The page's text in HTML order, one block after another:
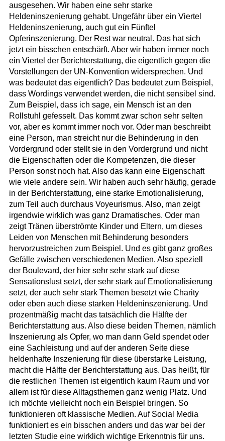
ausgesehen. Wir haben eine sehr starke
Heldeninszenierung gehabt. Ungefähr über ein Viertel
Heldeninszenierung, auch gut ein Fünftel
Opferinszenierung. Der Rest war neutral. Das hat sich
jetzt ein bisschen entschärft. Aber wir haben immer noch
ein Viertel der Berichterstattung, die eigentlich gegen die
Vorstellungen der UN-Konvention widersprechen. Und
was bedeutet das eigentlich? Das bedeutet zum Beispiel,
dass Wordings verwendet werden, die nicht sensibel sind.
Zum Beispiel, dass ich sage, ein Mensch ist an den
Rollstuhl gefesselt. Das kommt zwar schon sehr selten
vor, aber es kommt immer noch vor. Oder man beschreibt
eine Person, man streicht nur die Behinderung in den
Vordergrund oder stellt sie in den Vordergrund und nicht
die Eigenschaften oder die Kompetenzen, die dieser
Person sonst noch hat. Also das kann eine Eigenschaft
wie viele andere sein. Wir haben auch sehr häufig, gerade
in der Berichterstattung, eine starke Emotionalisierung,
zum Teil auch durchaus Voyeurismus. Also, man zeigt
irgendwie wirklich was ganz Dramatisches. Oder man
zeigt Tränen überströmte Kinder und Eltern, um dieses
Leiden von Menschen mit Behinderung besonders
hervorzustreichen zum Beispiel. Und es gibt ganz großes
Gefälle zwischen verschiedenen Medien. Also speziell
der Boulevard, der hier sehr sehr stark auf diese
Sensationslust setzt, der sehr stark auf Emotionalisierung
setzt, der auch sehr stark Themen besetzt wie Charity
oder eben auch diese starken Heldeninszenierung. Und
prozentmäßig macht das tatsächlich die Hälfte der
Berichterstattung aus. Also diese beiden Themen, nämlich
Inszenierung als Opfer, wo man dann Geld spendet oder
eine Sachleistung und auf der anderen Seite diese
heldenhafte Inszenierung für diese überstarke Leistung,
macht die Hälfte der Berichterstattung aus. Das heißt, für
die restlichen Themen ist eigentlich kaum Raum und vor
allem ist für diese Alltagsthemen ganz wenig Platz. Und
ich möchte vielleicht noch ein Beispiel bringen. So
funktionieren oft klassische Medien. Auf Social Media
funktioniert es ein bisschen anders und das war bei der
letzten Studie eine wirklich wichtige Erkenntnis für uns.